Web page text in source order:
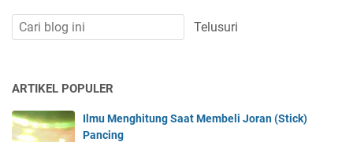
ARTIKEL POPULER
Ilmu Menghitung Saat Membeli Joran (Stick)
Pancing